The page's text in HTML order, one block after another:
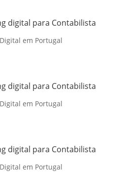
digital para Contabilista
em Portugal
digital para Contabilista
em Portugal
digital para Contabilista
em Portugal